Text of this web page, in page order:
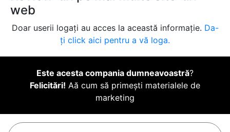
web
Doar userii logați au acces la această informație. Da-
ți click aici pentru a vă loga.
Este acesta compania dumneavoastră?
Felicitări! Aă cum să primești materialele de
marketing